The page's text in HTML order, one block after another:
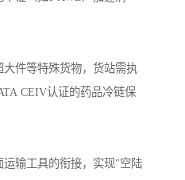
件等特殊货物，货站需执
CEIV认证的药品冷链保
输工具的衔接，实现"空陆